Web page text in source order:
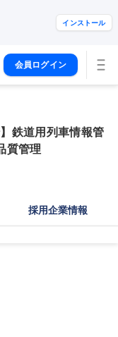
インストール
会員ログイン
鉄道用列車情報管
質管理
採用企業情報